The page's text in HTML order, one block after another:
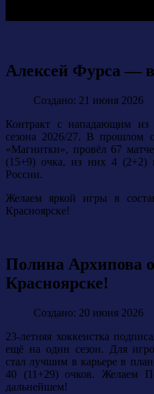
Алексей Фурса —
Создано: 21 июня 2026
Контракт с нападающим из
сезона 2026/27. В прошлом
«Магнитки», провёл 67
(15+9) очка, из них 4 (2+2)
России.
Желаем яркой игры в
Красноярске!
Полина Архипова
Красноярске!
Создано: 20 июня 2026
23-летняя хоккеистка
ещё на один сезон. Для
стал лучшим в карьере в
40 (11+29) очков. Желаем
дальнейшем!